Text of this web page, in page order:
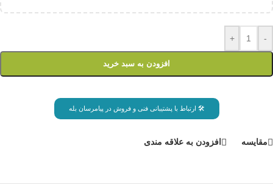
-
+
افزودن به سبد خرید
🛠 ارتباط با پشتیبانی فنی و فروش در پیامرسان بله
مقايسه افزودن به علاقه مندی